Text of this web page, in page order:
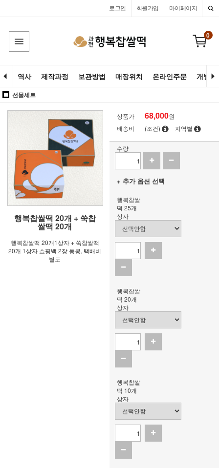
마이페이지
회원가입
로그인
0
역사 제작과정 보관방법 매장위치 온라인주문 개별
선물세트
행복찹쌀떡 20개 + 쑥찹
쌀떡 20개
행복찹쌀떡 20개1상자 + 쑥찹쌀떡
20개 1상자 쇼핑백 2장 동봉, 택배비
별도
상품가 68,000원
배송비
(조건) 지역별
수량
+ 추가 옵션 선택
행복찹쌀
떡 25개
상자
행복찹쌀
떡 20개
상자
행복찹쌀
떡 10개
상자